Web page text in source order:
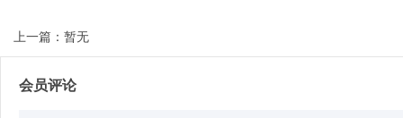
上一篇：暂无
会员评论